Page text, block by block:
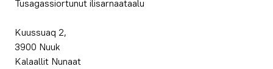
Tusagassiortunut ilisarnaataalu
Kuussuaq 2,
3900 Nuuk
Kalaallit Nunaat